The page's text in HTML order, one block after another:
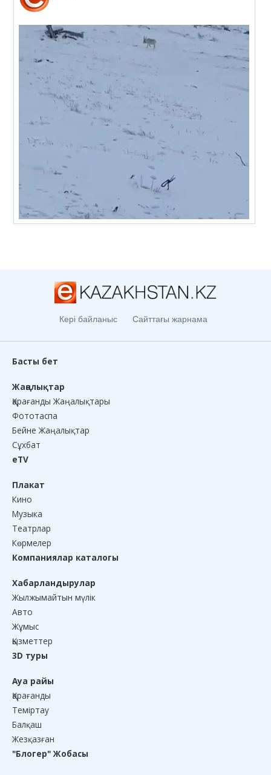
Кері байланыс Сайттағы жарнама
Басты бет
Жаңалықтар
Қарағанды Жаңалықтары
Фототаспа
Бейне Жаңалықтар
Сұхбат
eTV
Плакат
Кино
Музыка
Театрлар
Көрмелер
Компаниялар каталогы
Хабарландырулар
Жылжымайтын мүлік
Авто
Жұмыс
Қызметтер
3D туры
Ауа райы
Қарағанды
Теміртау
Балқаш
Жезқазған
"Блогер" Жобасы